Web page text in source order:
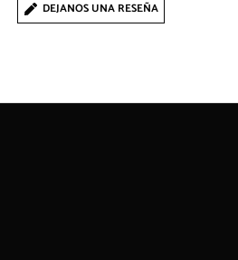
DEJANOS UNA RESEÑA